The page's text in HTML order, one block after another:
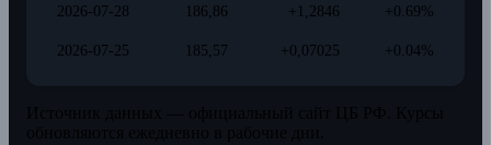
2026-07-28 186,86 +1,2846 +0.69%
2026-07-25 185,57 +0,07025 +0.04%